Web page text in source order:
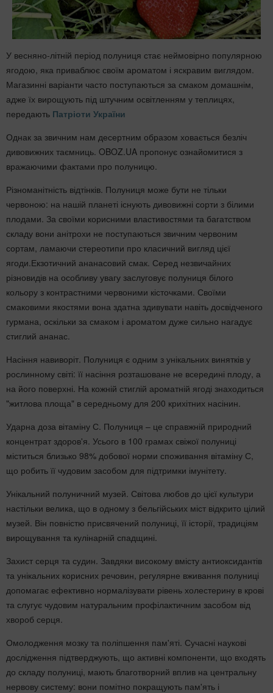
У весняно-літній період полуниця стає неймовірно популярною
ягодою, яка приваблює своїм ароматом і яскравим виглядом.
Магазинні варіанти часто поступаються за смаком домашнім,
адже їх вирощують під штучним освітленням у теплицях,
передають Патріоти України
Однак за звичним нам десертним образом ховається безліч
дивовижних таємниць. OBOZ.UA пропонує ознайомитися з
вражаючими фактами про полуницю.
Різноманітність відтінків. Полуниця може бути не тільки
червоною: на нашій планеті існують дивовижні сорти з білими
плодами. За своїми корисними властивостями та багатством
складу вони анітрохи не поступаються звичним червоним
сортам, ламаючи стереотипи про класичний вигляд цієї
ягоди.Екзотичний ананасовий смак. Серед незвичайних
різновидів на особливу увагу заслуговує полуниця білого
кольору з контрастними червоними кісточками. Своїми
смаковими якостями вона здатна здивувати навіть досвідченого
гурмана, оскільки за смаком і ароматом дуже сильно нагадує
стиглий ананас.
Насіння навиворіт. Полуниця є одним з унікальних винятків у
рослинному світі: її насіння розташоване не всередині плоду, а
на його поверхні. На кожній стиглій ароматній ягоді знаходиться
"житлова площа" в середньому для 200 крихітних насінин.
Ударна доза вітаміну С. Полуниця – це справжній природний
концентрат здоров'я. Усього в 100 грамах свіжої полуниці
міститься близько 98% добової норми споживання вітаміну С,
що робить її чудовим засобом для підтримки імунітету.
Унікальний полуничний музей. Світова любов до цієї культури
настільки велика, що в одному з бельгійських міст відкрито цілий
музей. Він повністю присвячений полуниці, її історії, традиціям
вирощування та кулінарній спадщині.
Захист серця та судин. Завдяки високому вмісту антиоксидантів
та унікальних корисних речовин, регулярне вживання полуниці
допомагає ефективно нормалізувати рівень холестерину в крові
та слугує чудовим натуральним профілактичним засобом від
хвороб серця.
Омолодження мозку та поліпшення пам'яті. Сучасні наукові
дослідження підтверджують, що активні компоненти, що входять
до складу полуниці, мають благотворний вплив на центральну
нервову систему: вони помітно покращують пам'ять і